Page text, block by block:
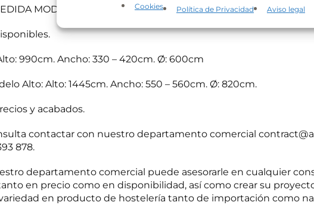
Cookies Política de Privacidad Aviso legal
MODELO GRANDE.
990cm. Ancho: 330 – 420cm. Ø: 600cm
Alto: Alto: 1445cm. Ancho: 550 – 560cm. Ø: 820cm.
y acabados.
contactar con nuestro departamento comercial
878.
departamento comercial puede asesorarle en cualquier
en precio como en disponibilidad, así como crear su
en producto de hostelería tanto de importación como
a
e
*
momento; derecho de acceso, rectificación, portabilidad y supresión de sus datos; así
a su tratamiento. Para ejercer estos derechos, puede contactar en:
Puede consultar información adicional en nuestra
*
o
r
e
C
r
r
e
R
G
P
D
G
D
*
n
í
e
i
o
c
o
Autorizo el envío de información comercial y del boletín de
Solicitar información